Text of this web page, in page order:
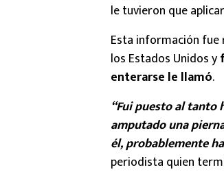
le tuvieron que
Esta información fue
los Estados Unidos y
enterarse le llamó.
“Fui puesto al tanto
amputado una
él, probablemente
periodista quien